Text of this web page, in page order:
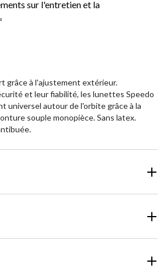
sur l'entretien et la
grâce à l'ajustement extérieur.
et leur fiabilité, les lunettes Speedo
universel autour de l'orbite grâce à la
souple monopièce. Sans latex.